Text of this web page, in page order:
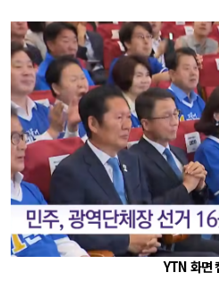
YTN 화면